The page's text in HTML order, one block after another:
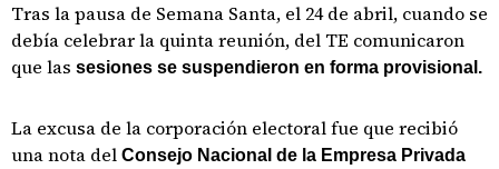
Tras la pausa de Semana Santa, el 24 de abril, cuando se
debía celebrar la quinta reunión, del TE comunicaron
que las sesiones se suspendieron en forma provisional.
La excusa de la corporación electoral fue que recibió
una nota del Consejo Nacional de la Empresa Privada